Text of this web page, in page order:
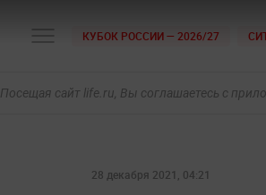
КУБОК РОССИИ — 2026/27
Посещая сайт life.ru, Вы соглашаетесь с
28 декабря 2021, 04:21